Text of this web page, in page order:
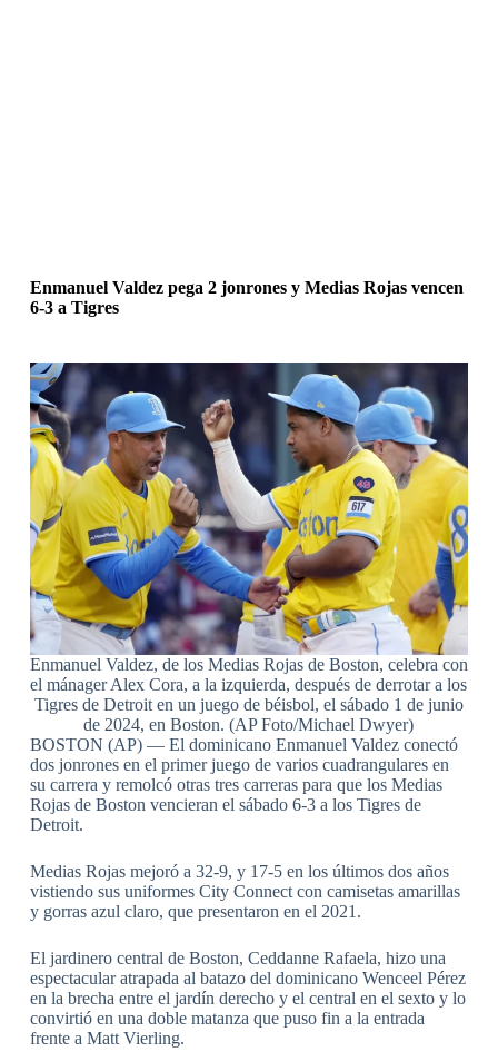
Enmanuel Valdez pega 2 jonrones y Medias Rojas vencen
6-3 a Tigres
Enmanuel Valdez, de los Medias Rojas de Boston, celebra con
el mánager Alex Cora, a la izquierda, después de derrotar a los
Tigres de Detroit en un juego de béisbol, el sábado 1 de junio
de 2024, en Boston. (AP Foto/Michael Dwyer)
BOSTON (AP) — El dominicano Enmanuel Valdez conectó
dos jonrones en el primer juego de varios cuadrangulares en
su carrera y remolcó otras tres carreras para que los Medias
Rojas de Boston vencieran el sábado 6-3 a los Tigres de
Detroit.
Medias Rojas mejoró a 32-9, y 17-5 en los últimos dos años
vistiendo sus uniformes City Connect con camisetas amarillas
y gorras azul claro, que presentaron en el 2021.
El jardinero central de Boston, Ceddanne Rafaela, hizo una
espectacular atrapada al batazo del dominicano Wenceel Pérez
en la brecha entre el jardín derecho y el central en el sexto y lo
convirtió en una doble matanza que puso fin a la entrada
frente a Matt Vierling.